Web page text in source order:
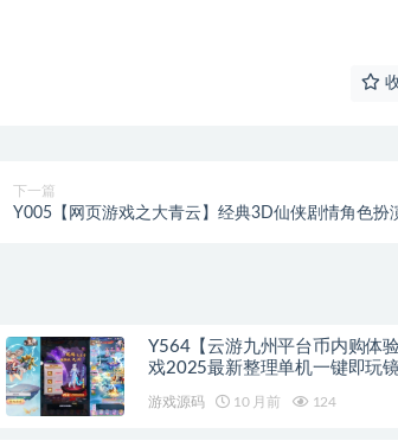
下一篇
Y005【网页游戏之大青云】经典3D仙侠剧情角色扮
Y564【云游九州平台币内购体
戏2025最新整理单机一键即玩
游戏源码 10 月前 124